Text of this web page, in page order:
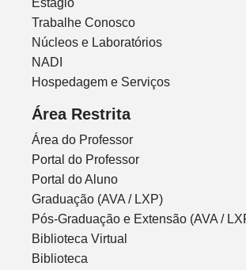
Estágio
Trabalhe Conosco
Núcleos e Laboratórios
NADI
Hospedagem e Serviços
Área Restrita
Área do Professor
Portal do Professor
Portal do Aluno
Graduação (AVA / LXP)
Pós-Graduação e Extensão (AVA /
Biblioteca Virtual
Biblioteca